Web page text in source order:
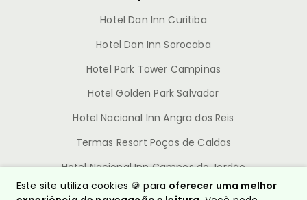
Hotel Dan Inn Curitiba
Hotel Dan Inn Sorocaba
Hotel Park Tower Campinas
Hotel Golden Park Salvador
Hotel Nacional Inn Angra dos Reis
Termas Resort Poços de Caldas
Hotel Nacional Inn Campos do Jordão
Este site utiliza cookies 🍪 para oferecer uma melhor